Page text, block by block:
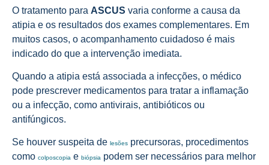
O tratamento para ASCUS varia conforme a causa da
atipia e os resultados dos exames complementares. Em
muitos casos, o acompanhamento cuidadoso é mais
indicado do que a intervenção imediata.
Quando a atipia está associada a infecções, o médico
pode prescrever medicamentos para tratar a inflamação
ou a infecção, como antivirais, antibióticos ou
antifúngicos.
Se houver suspeita de lesões precursoras, procedimentos
como colposcopia e biópsia podem ser necessários para melhor